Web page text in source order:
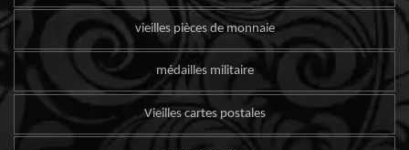
vieilles pièces de monnaie
médailles militaire
Vieilles cartes postales